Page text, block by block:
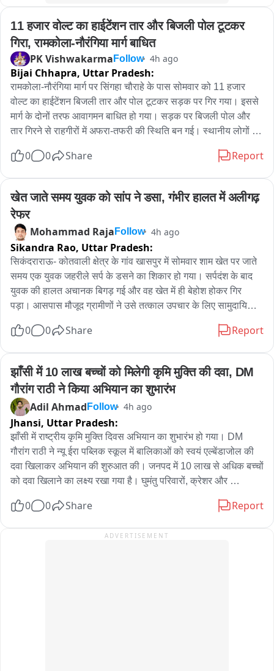
गिरफ्तार कर लिया। एक बाल अपचारी को भी संरक्षण में लिया गया।
आरोपितों की निशानदेही पर हत्या में प्रयुक्त चाकू और दो मोटरसाइकिल
बरामद की गईं।पुलिस की इस कार्रवाई की खास बात यह रही कि शुरुआती
आरोपों के दबाव में आए बिना टीम ने साक्ष्यों को प्राथमिकता दी और विवेचना
की दिशा बदलकर वास्तविक आरोपितों तक पहुंच बनाई।खुलासे में
तमकुहीराज प्रभारी निरीक्षक गिरजेश उपाध्याय, स्वाट टीम के उपनिरीक्षक
स्वतंत्र देव सिंह, साइबर सेल के उपनिरीक्षक सुनील कुमार सिंह और
सर्विलांस टीम के उपनिरीक्षक सन्नी दूबे की अहम भूमिका रही। पुलिस टीम
के अन्य सदस्यों ने भी आरोपितों तक पहुंचने और साक्ष्य जुटाने में महत्वपूर्ण
सहयोग किया।
11 हजार वोल्ट का हाईटेंशन तार और बिजली पोल टूटकर
गिरा, रामकोला-नौरंगिया मार्ग बाधित
PK Vishwakarma Follow 4h ago
Bijai Chhapra, Uttar Pradesh:
रामकोला-नौरंगिया मार्ग पर सिंगहा चौराहे के पास सोमवार को 11 हजार
वोल्ट का हाईटेंशन बिजली तार और पोल टूटकर सड़क पर गिर गया। इससे
मार्ग के दोनों तरफ आवागमन बाधित हो गया। सड़क पर बिजली पोल और
तार गिरने से राहगीरों में अफरा-तफरी की स्थिति बन गई। स्थानीय लोगों के
का अतिरिक्त चक्कर लगाना पड़ रहा है।
दुर्घटना की आशंका बनी हुई है। लोगों ने विद्युत विभाग से तत्काल तार और
पोल हटवाकर मार्ग को सुचारु कराने की मांग की है।
मामले में रामकोला विद्युत विभाग के जेई से फोन पर वार्ता की गई। जेई ने
बताया कि घटना की सूचना अभी मिली है। विभागीय टीम को भेजकर जल्द ही
विद्युत पोल और तार को ठीक कराया जाएगा।
0 0 Share Report
खेत जाते समय युवक को सांप ने डसा, गंभीर हालत में अलीगढ़
रेफर
Mohammad Raja Follow 4h ago
Sikandra Rao, Uttar Pradesh:
सिकंदराराऊ- कोतवाली क्षेत्र के गांव खासपुर में सोमवार शाम खेत पर जाते
समय एक युवक जहरीले सर्प के डसने का शिकार हो गया। सर्पदंश के बाद
युवक की हालत अचानक बिगड़ गई और वह खेत में ही बेहोश होकर गिर
पड़ा। आसपास मौजूद ग्रामीणों ने उसे तत्काल उपचार के लिए सामुदायिक
चिकित्सकों ने उसकी गंभीर स्थिति को देखते हुए अलीगढ़ मेडिकल कॉलेज
जानकारी के अनुसार गांव खासपुर निवासी हिमांशु पुत्र जगदीश सोमवार शाम
लगभग 5:30 बजे खेत की ओर जा रहा था। इसी दौरान रास्ते में एक जहरीले
सांप ने उसे काट लिया। शुरुआत में युवक ने इसे सामान्य समझा, लेकिन कुछ
ही देर में उसकी तबीयत बिगड़ने लगी और वह अचेत होकर खेत में गिर पड़ा।
खेतों में काम कर रहे ग्रामीणों की नजर जब युवक पर पड़ी तो वे तुरंत मौके पर
पहुंचे और उसे संभालकर सामुदायिक स्वास्थ्य केंद्र ले गए। अस्पताल में
चिकित्सकों ने तत्काल उपचार शुरू करते हुए एंटी वेनम इंजेक्शन लगाया तथा
आवश्यक चिकित्सा सहायता प्रदान की।
हालांकि उपचार के बावजूद युवक की स्थिति में संतोषजनक सुधार नहीं हुआ।
चिकित्सकों ने उसकी हालत को गंभीर बताते हुए बेहतर इलाज के लिए
अलीगढ़ मेडिकल कॉलेज रेफर कर दिया। परिजन उसे तत्काल अलीगढ़
लेकर रवाना हो गए। घटना के बाद परिवार में चिंता का माहौल बना हुआ
0 0 Share Report
झाँसी में 10 लाख बच्चों को मिलेगी कृमि मुक्ति की दवा, DM
गौरांग राठी ने किया अभियान का शुभारंभ
Adil Ahmad Follow 4h ago
Jhansi, Uttar Pradesh:
झाँसी में राष्ट्रीय कृमि मुक्ति दिवस अभियान का शुभारंभ हो गया। DM
गौरांग राठी ने न्यू ईरा पब्लिक स्कूल में बालिकाओं को स्वयं एल्बेंडाजोल की
दवा खिलाकर अभियान की शुरुआत की। जनपद में 10 लाख से अधिक बच्चों
को दवा खिलाने का लक्ष्य रखा गया है। घुमंतु परिवारों, क्रेशर और
बच्चों के लिए 14 अगस्त को मॉपअप राउंड आयोजित किया जाएगा।
0 0 Share Report
ADVERTISEMENT